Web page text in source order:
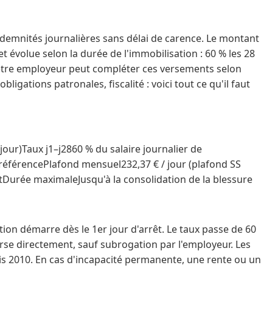
journalières sans délai de carence. Le montant
selon la durée de l'immobilisation : 60 % les 28
employeur peut compléter ces versements selon
patronales, fiscalité : voici tout ce qu'il faut
j1–j2860 % du salaire journalier de
mensuel232,37 € / jour (plafond SS
maximaleJusqu'à la consolidation de la blessure
démarre dès le 1er jour d'arrêt. Le taux passe de 60
directement, sauf subrogation par l'employeur. Les
En cas d'incapacité permanente, une rente ou un